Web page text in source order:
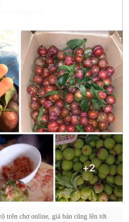
trên chợ online, giá bán cũng lên tới